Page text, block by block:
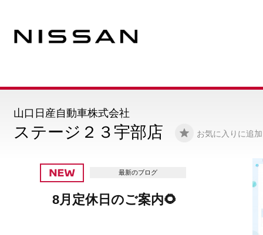
ステージ２３宇部店 お気に入りに追加
山口日産自動車株式会社
夏祭り 最終日🍄